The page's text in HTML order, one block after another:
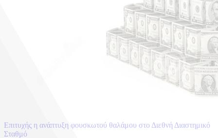
Επιτυχής η ανάπτυξη φουσκωτού θαλάμου στο Διεθνή Διαστημικό
Σταθμό